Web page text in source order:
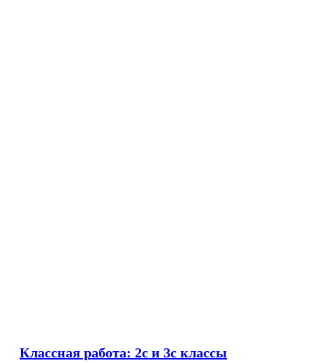
Классная работа: 2c и 3c классы